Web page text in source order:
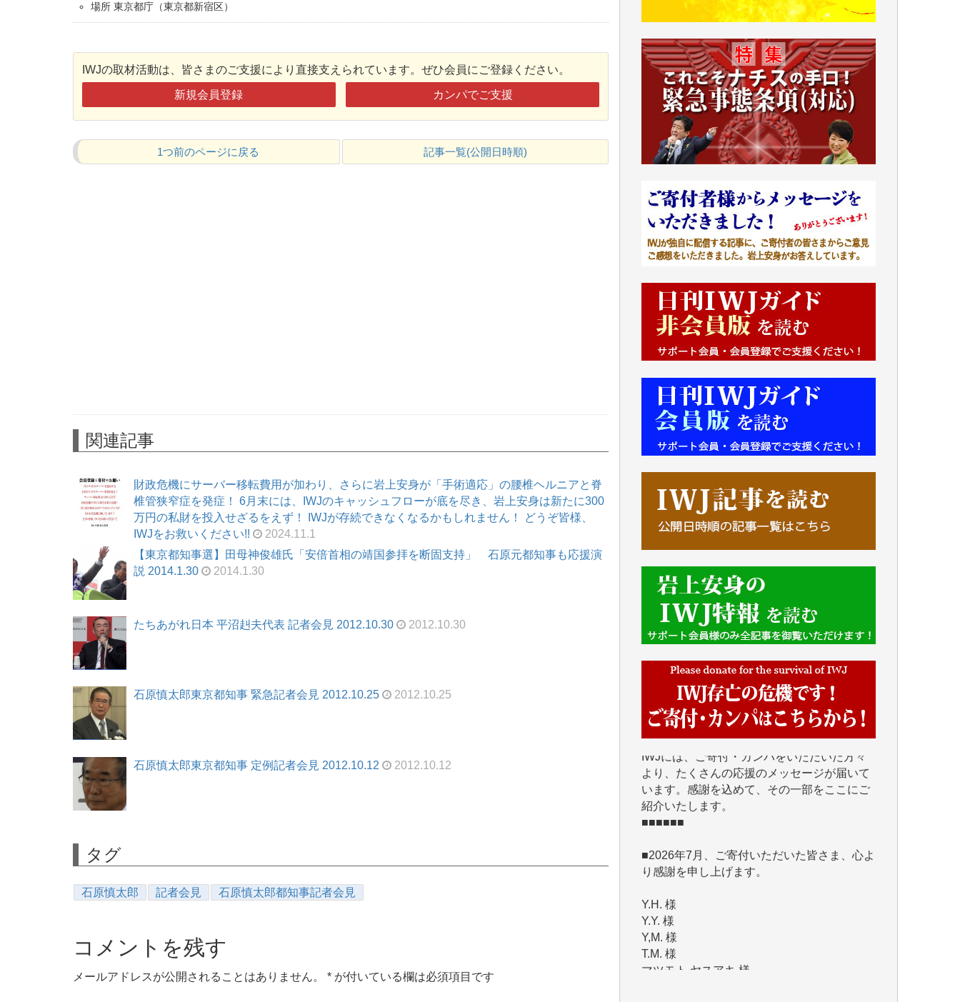
場所 東京都庁（東京都新宿区）
IWJの取材活動は、皆さまのご支援により直接支えられています。ぜひ会員にご登録ください。
新規会員登録 カンパでご支援
1つ前のページに戻る 記事一覧(公開日時順)
関連記事
財政危機にサーバー移転費用が加わり、さらに岩上安身が「手術適応」の腰椎ヘルニアと脊
椎管狭窄症を発症！ 6月末には、IWJのキャッシュフローが底を尽き、岩上安身は新たに300
万円の私財を投入せざるをえず！ IWJが存続できなくなるかもしれません！ どうぞ皆様、
IWJをお救いください!!
2024.11.1
【東京都知事選】田母神俊雄氏「安倍首相の靖国参拝を断固支持」 石原元都知事も応援演
説 2014.1.30
2014.1.30
たちあがれ日本 平沼赳夫代表 記者会見 2012.10.30 2012.10.30
石原慎太郎東京都知事 緊急記者会見 2012.10.25 2012.10.25
石原慎太郎東京都知事 定例記者会見 2012.10.12 2012.10.12
タグ
石原慎太郎 記者会見 石原慎太郎都知事記者会見
コメントを残す
メールアドレスが公開されることはありません。 * が付いている欄は必須項目です
■■■■■■
IWJには、ご寄付・カンパをいただいた方々
より、たくさんの応援のメッセージが届いて
います。感謝を込めて、その一部をここにご
紹介いたします。
■■■■■■
■2026年7月、ご寄付いただいた皆さま、心よ
Y.H. 様
Y,M. 様
T.M. 様
マツモト ヤスアキ 様
マシオン 恵美香 様
岩井 祐子 様